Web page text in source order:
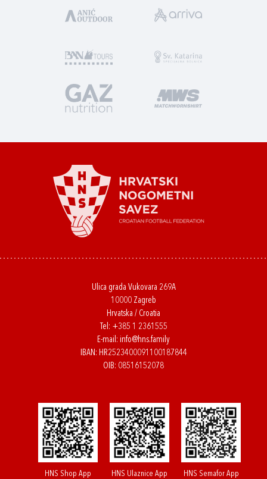
Ulica grada Vukovara 269A
10000 Zagreb
Hrvatska / Croatia
Tel: +385 1 2361555
E-mail: info@hns.family
IBAN: HR2523400091100187844
OIB: 08516152078
HNS Shop App HNS Ulaznice App HNS Semafor App